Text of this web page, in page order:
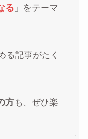
る 」 をテーマ
る記事がたく
方も、ぜひ楽